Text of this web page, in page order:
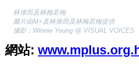
林偉而及林梅若梅
圖片由M+及林偉而及林梅若梅提供
攝影：Winnie Yeung @ VISUAL VOICES
網站: